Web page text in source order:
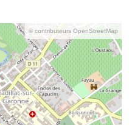
© contributeurs OpenStreetMap